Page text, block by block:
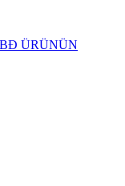
ÜRÜNÜN